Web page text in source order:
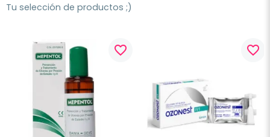
Tu selección de productos ;)
favorite_border favorite_border